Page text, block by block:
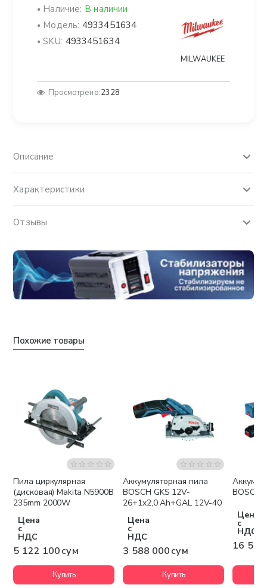
Наличие: В наличии
Модель: 4933451634
SKU: 4933451634
MILWAUKEE
Просмотрено:2328
Описание
Характеристики
Отзывы
Похожие товары
Бесплатная доставка
Пила циркулярная
(дисковая) Makita N5900B
235mm 2000W
Цена
с
НДС
5 122 100 сум
Купить
Бесплатная доставка
Аккумуляторная пила
BOSCH GKS 12V-
26+1x2,0 Ah+GAL 12V-40
Цена
с
НДС
3 588 000 сум
Купить
BOSCH
Цена
с
НДС
16